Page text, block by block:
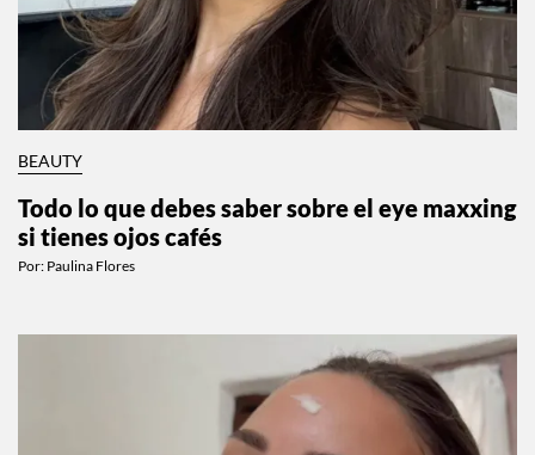
BEAUTY
Todo lo que debes saber sobre el eye maxxing
si tienes ojos cafés
Por: Paulina Flores